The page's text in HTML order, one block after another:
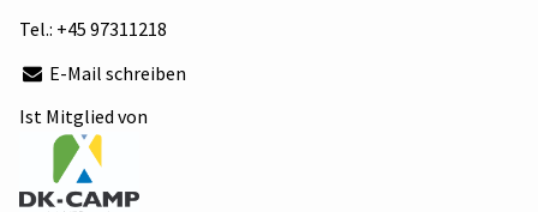
Tel.: +45 97311218
E-Mail schreiben
Ist Mitglied von